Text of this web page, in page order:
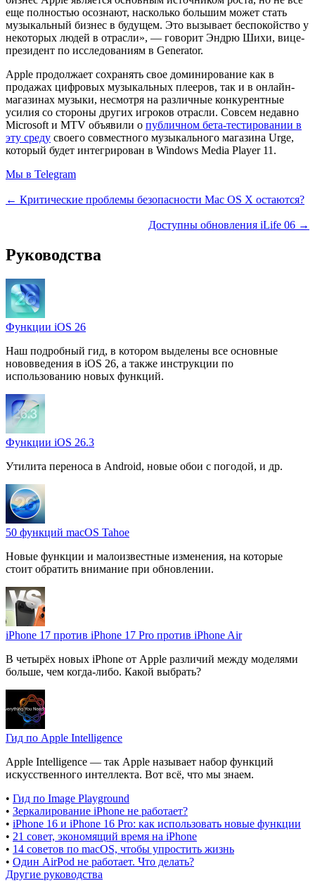
еще полностью осознают, насколько большим может стать
музыкальный бизнес в будущем. Это вызывает беспокойство у
некоторых людей в отрасли», — говорит Эндрю Шихи, вице-
президент по исследованиям в Generator.
Apple продолжает сохранять свое доминирование как в
продажах цифровых музыкальных плееров, так и в онлайн-
магазинах музыки, несмотря на различные конкурентные
усилия со стороны других игроков отрасли. Совсем недавно
Microsoft и MTV объявили о публичном бета-тестировании в
эту среду своего совместного музыкального магазина Urge,
который будет интегрирован в Windows Media Player 11.
Мы в Telegram
← Критические проблемы безопасности Mac OS X остаются?
Доступны обновления iLife 06 →
Руководства
Функции iOS 26
Наш подробный гид, в котором выделены все основные
нововведения в iOS 26, а также инструкции по
использованию новых функций.
Функции iOS 26.3
Утилита переноса в Android, новые обои с погодой, и др.
50 функций macOS Tahoe
Новые функции и малоизвестные изменения, на которые
стоит обратить внимание при обновлении.
iPhone 17 против iPhone 17 Pro против iPhone Air
В четырёх новых iPhone от Apple различий между моделями
больше, чем когда-либо. Какой выбрать?
Гид по Apple Intelligence
Apple Intelligence — так Apple называет набор функций
искусственного интеллекта. Вот всё, что мы знаем.
• Гид по Image Playground
• Зеркалирование iPhone не работает?
• iPhone 16 и iPhone 16 Pro: как использовать новые функции
• 21 совет, экономящий время на iPhone
• 14 советов по macOS, чтобы упростить жизнь
• Один AirPod не работает. Что делать?
Другие руководства